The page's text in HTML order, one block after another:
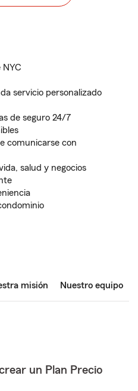
NYC
servicio personalizado
de seguro 24/7
comunicarse con
salud y negocios
misión Nuestro equipo
un Plan Precio